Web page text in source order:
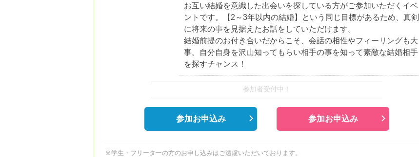
お互い結婚を意識した出会いを探している方がご参加いただくイベ
ントです。【2～3年以内の結婚】という同じ目標があるため、真剣
に将来の事を見据えたお話をしていただけます。
結婚前提のお付き合いだからこそ、会話の相性やフィーリングも大
事。自分自身を沢山知ってもらい相手の事を知って素敵な結婚相手
を探すチャンス！
参加者受付中！
参加お申込み 参加お申込み
※学生・フリーターの方のお申し込みはご遠慮いただいております。